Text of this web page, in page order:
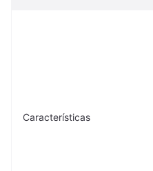
Características